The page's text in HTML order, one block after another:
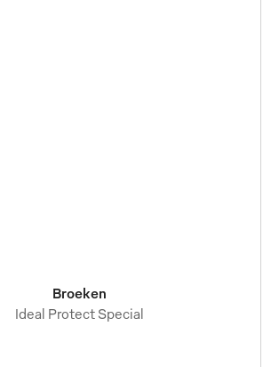
Broeken
Ideal Protect Special